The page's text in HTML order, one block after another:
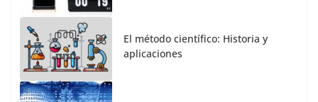
El método científico: Historia y
aplicaciones